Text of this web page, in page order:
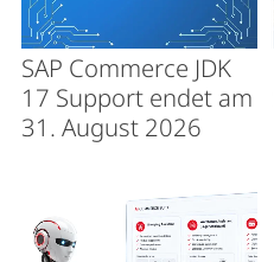
SAP Commerce JDK
17 Support endet am
31. August 2026